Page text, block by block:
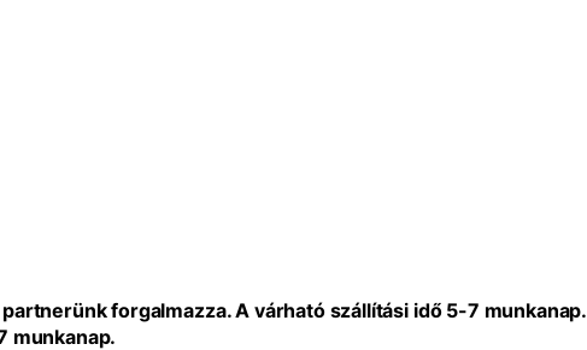
forgalmazza. A várható szállítási idő 5-7 munkanap.
munkanap.